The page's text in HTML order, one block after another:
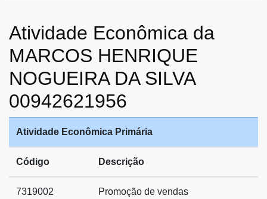
Atividade Econômica da
MARCOS HENRIQUE
NOGUEIRA DA SILVA
00942621956
Atividade Econômica Primária
Código Descrição
7319002 Promoção de vendas